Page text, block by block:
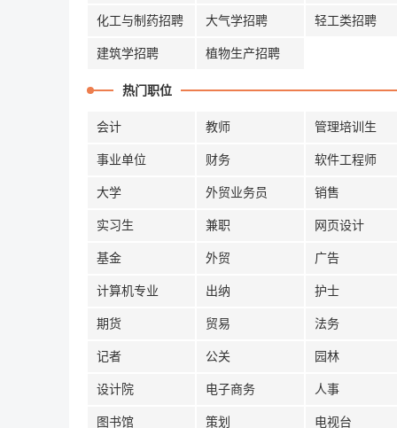
化工与制药招聘 大气学招聘 轻工类招聘
建筑学招聘 植物生产招聘
热门职位
会计 教师 管理培训生
事业单位 财务 软件工程师
大学 外贸业务员 销售
实习生 兼职 网页设计
基金 外贸 广告
计算机专业 出纳 护士
期货 贸易 法务
记者 公关 园林
设计院 电子商务 人事
图书馆 策划 电视台